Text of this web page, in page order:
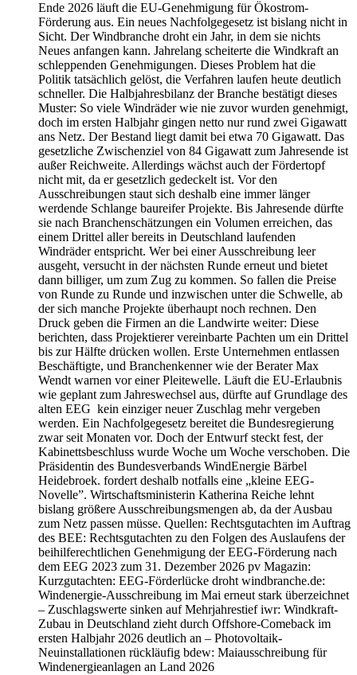
Ende 2026 läuft die EU-Genehmigung für Ökostrom-
Förderung aus. Ein neues Nachfolgegesetz ist bislang nicht in
Sicht. Der Windbranche droht ein Jahr, in dem sie nichts
Neues anfangen kann. Jahrelang scheiterte die Windkraft an
schleppenden Genehmigungen. Dieses Problem hat die
Politik tatsächlich gelöst, die Verfahren laufen heute deutlich
schneller. Die Halbjahresbilanz der Branche bestätigt dieses
Muster: So viele Windräder wie nie zuvor wurden genehmigt,
doch im ersten Halbjahr gingen netto nur rund zwei Gigawatt
ans Netz. Der Bestand liegt damit bei etwa 70 Gigawatt. Das
gesetzliche Zwischenziel von 84 Gigawatt zum Jahresende ist
außer Reichweite. Allerdings wächst auch der Fördertopf
nicht mit, da er gesetzlich gedeckelt ist. Vor den
Ausschreibungen staut sich deshalb eine immer länger
werdende Schlange baureifer Projekte. Bis Jahresende dürfte
sie nach Branchenschätzungen ein Volumen erreichen, das
einem Drittel aller bereits in Deutschland laufenden
Windräder entspricht. Wer bei einer Ausschreibung leer
ausgeht, versucht in der nächsten Runde erneut und bietet
dann billiger, um zum Zug zu kommen. So fallen die Preise
von Runde zu Runde und inzwischen unter die Schwelle, ab
der sich manche Projekte überhaupt noch rechnen. Den
Druck geben die Firmen an die Landwirte weiter: Diese
berichten, dass Projektierer vereinbarte Pachten um ein Drittel
bis zur Hälfte drücken wollen. Erste Unternehmen entlassen
Beschäftigte, und Branchenkenner wie der Berater Max
Wendt warnen vor einer Pleitewelle. Läuft die EU-Erlaubnis
wie geplant zum Jahreswechsel aus, dürfte auf Grundlage des
alten EEG kein einziger neuer Zuschlag mehr vergeben
werden. Ein Nachfolgegesetz bereitet die Bundesregierung
zwar seit Monaten vor. Doch der Entwurf steckt fest, der
Kabinettsbeschluss wurde Woche um Woche verschoben. Die
Präsidentin des Bundesverbands WindEnergie Bärbel
Heidebroek. fordert deshalb notfalls eine „kleine EEG-
Novelle”. Wirtschaftsministerin Katherina Reiche lehnt
bislang größere Ausschreibungsmengen ab, da der Ausbau
zum Netz passen müsse. Quellen: Rechtsgutachten im Auftrag
des BEE: Rechtsgutachten zu den Folgen des Auslaufens der
beihilferechtlichen Genehmigung der EEG-Förderung nach
dem EEG 2023 zum 31. Dezember 2026 pv Magazin:
Kurzgutachten: EEG-Förderlücke droht windbranche.de:
Windenergie-Ausschreibung im Mai erneut stark überzeichnet
– Zuschlagswerte sinken auf Mehrjahrestief iwr: Windkraft-
Zubau in Deutschland zieht durch Offshore-Comeback im
ersten Halbjahr 2026 deutlich an – Photovoltaik-
Neuinstallationen rückläufig bdew: Maiausschreibung für
Windenergieanlagen an Land 2026